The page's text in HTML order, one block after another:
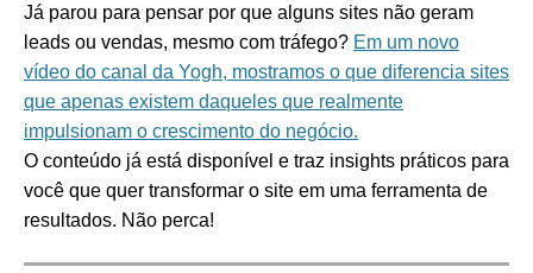
Já parou para pensar por que alguns sites não geram
leads ou vendas, mesmo com tráfego? Em um novo
vídeo do canal da Yogh, mostramos o que diferencia sites
que apenas existem daqueles que realmente
impulsionam o crescimento do negócio.
O conteúdo já está disponível e traz insights práticos para
você que quer transformar o site em uma ferramenta de
resultados. Não perca!